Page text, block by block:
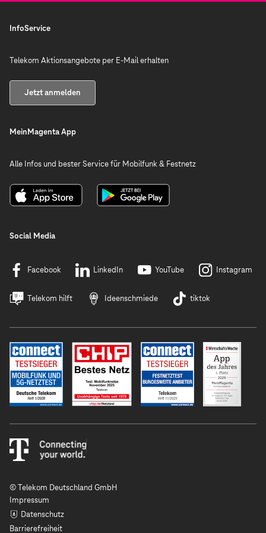
MagentaZuhause S
InfoService
Telekom Aktionsangebote per E-Mail erhalten
Jetzt anmelden
MeinMagenta App
Alle Infos und bester Service für Mobilfunk & Festnetz
Social Media
Facebook LinkedIn YouTube Instagram
Telekom hilft Ideenschmiede tiktok
© Telekom Deutschland GmbH
Impressum
Datenschutz
Barrierefreiheit